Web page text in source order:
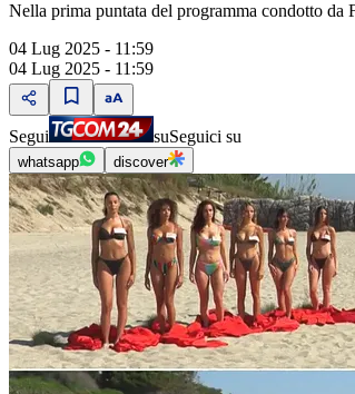
Nella prima puntata del programma condotto
04 Lug 2025 - 11:59
04 Lug 2025 - 11:59
Segui suSeguici su
whatsapp discover